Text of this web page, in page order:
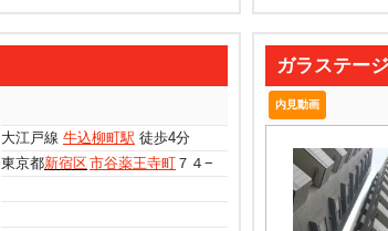
大江戸線 牛込柳町駅 徒歩4分
東京都新宿区市谷薬王寺町 ７４−１１
ガラステー
内見動画